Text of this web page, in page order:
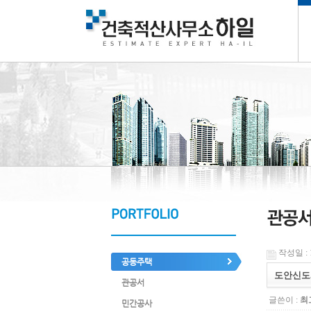
공동주택
관공서
민간공사
작성일 :
도안신
글쓴이 : 최